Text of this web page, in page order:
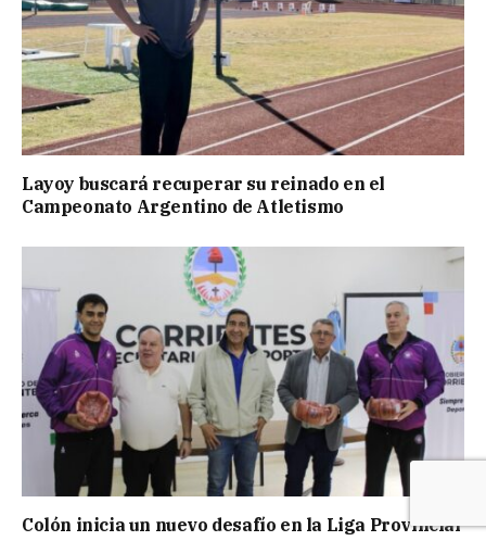
Layoy buscará recuperar su reinado en el
Campeonato Argentino de Atletismo
Colón inicia un nuevo desafío en la Liga Provincial